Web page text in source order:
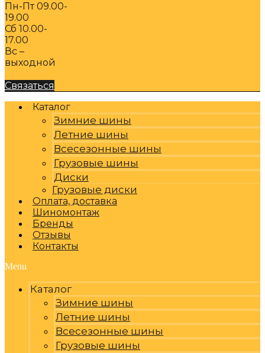
Пн-Пт 09.00-
19.00
Сб 10.00-
17.00
Вс –
выходной
Связаться
Каталог
Зимние шины
Летние шины
Всесезонные шины
Грузовые шины
Диски
Грузовые диски
Оплата, доставка
Шиномонтаж
Бренды
Отзывы
Контакты
Menu
Каталог
Зимние шины
Летние шины
Всесезонные шины
Грузовые шины